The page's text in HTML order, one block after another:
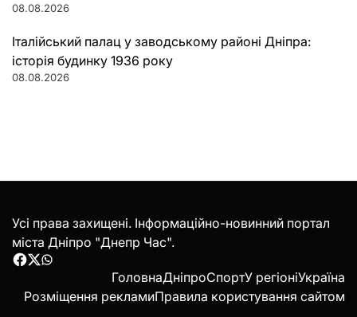
08.08.2026
Італійський палац у заводському районі Дніпра:
історія будинку 1936 року
08.08.2026
Усі права захищені. Інформаційно-новинний портал
міста Дніпро "Днепр Час".
Facebook
Twitter
WhatsApp
ГоловнаДніпроСпортУ регіоніУкраїна
Розміщення рекламиПравила користування сайтом